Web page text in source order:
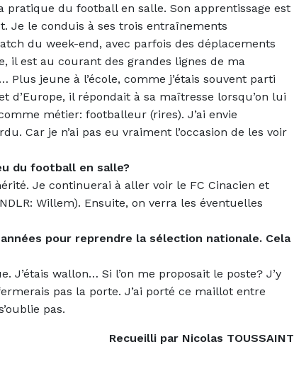
pratique du football en salle. Son apprentissage est
Je le conduis à ses trois entraînements
du week-end, avec parfois des déplacements
il est au courant des grandes lignes de ma
Plus jeune à l’école, comme j’étais souvent parti
d’Europe, il répondait à sa maîtresse lorsqu’on lui
métier: footballeur (rires). J’ai envie
Car je n’ai pas eu vraiment l’occasion de les voir
du football en salle?
Je continuerai à aller voir le FC Cinacien et
Willem). Ensuite, on verra les éventuelles
pour reprendre la sélection nationale. Cela
J’étais wallon… Si l’on me proposait le poste? J’y
pas la porte. J’ai porté ce maillot entre
pas.
Recueilli par Nicolas TOUSSAINT